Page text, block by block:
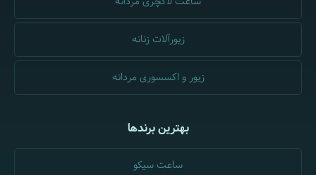
زیورآلات زنانه
زیور و اکسسوری مردانه
بهترین برندها
ساعت سیکو